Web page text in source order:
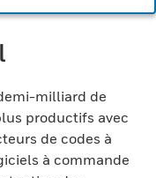
milliard de
productifs avec
de codes à
à commande